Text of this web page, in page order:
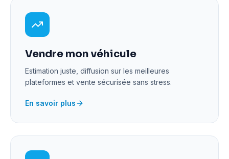
Vendre mon véhicule
Estimation juste, diffusion sur les meilleures
plateformes et vente sécurisée sans stress.
En savoir plus